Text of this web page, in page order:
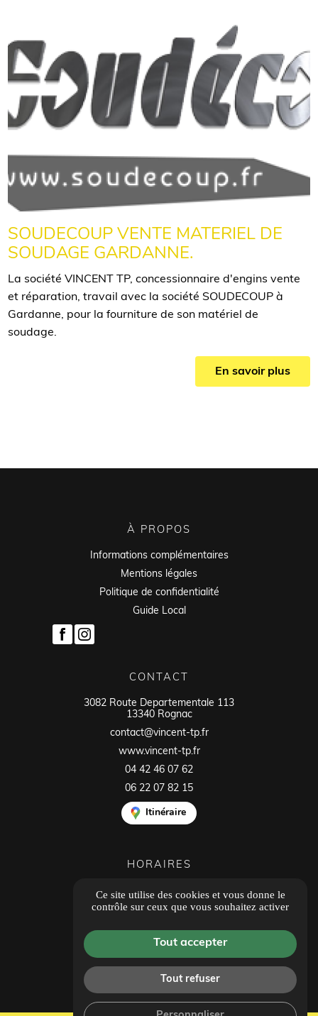
SOUDECOUP VENTE MATERIEL DE
SOUDAGE GARDANNE.
La société VINCENT TP, concessionnaire d'engins vente
et réparation, travail avec la société SOUDECOUP à
Gardanne, pour la fourniture de son matériel de
soudage.
En savoir plus
À PROPOS
Informations complémentaires
Mentions légales
Politique de confidentialité
Guide Local
CONTACT
3082 Route Departementale 113
13340 Rognac
contact@vincent-tp.fr
www.vincent-tp.fr
04 42 46 07 62
06 22 07 82 15
Itinéraire
HORAIRES
Ouvert du lundi au vendredi
14h00 - 18h00
Tous les avis
Ce site utilise des cookies et vous donne le
contrôle sur ceux que vous souhaitez activer
Tout accepter
Tout refuser